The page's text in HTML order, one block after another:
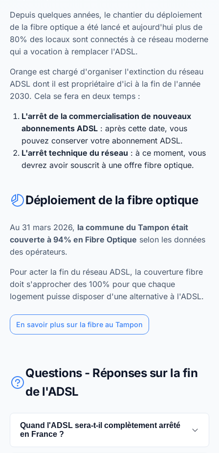
Depuis quelques années, le chantier du déploiement
de la fibre optique a été lancé et aujourd'hui plus de
80% des locaux sont connectés à ce réseau moderne
qui a vocation à remplacer l'ADSL.
Orange est chargé d'organiser l'extinction du réseau
ADSL dont il est propriétaire d'ici à la fin de l'année
2030. Cela se fera en deux temps :
L'arrêt de la commercialisation de nouveaux
abonnements ADSL : après cette date, vous
pouvez conserver votre abonnement ADSL.
L'arrêt technique du réseau : à ce moment, vous
devrez avoir souscrit à une offre fibre optique.
Déploiement de la fibre optique
Au 31 mars 2026, la commune du Tampon était
couverte à 94% en Fibre Optique selon les données
des opérateurs.
Pour acter la fin du réseau ADSL, la couverture fibre
doit s'approcher des 100% pour que chaque
logement puisse disposer d'une alternative à l'ADSL.
En savoir plus sur la fibre au Tampon
Questions - Réponses sur la fin
de l'ADSL
Quand l'ADSL sera-t-il complètement arrêté
en France ?